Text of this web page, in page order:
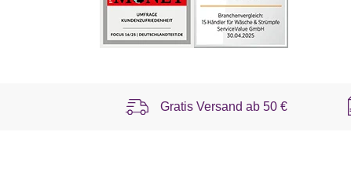
Gratis Versand ab50 €